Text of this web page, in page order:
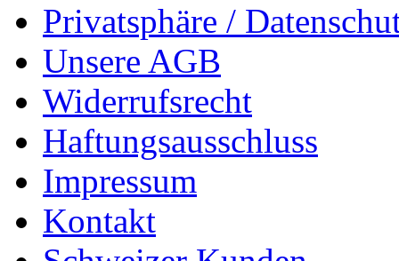
Privatsphäre /
Unsere AGB
Widerrufsrecht
Haftungsausschluss
Impressum
Kontakt